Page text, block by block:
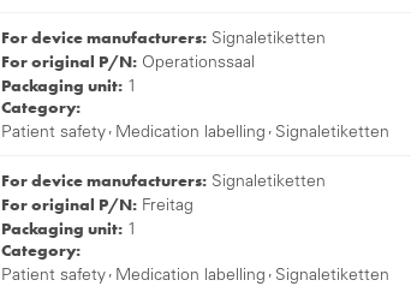
For device manufacturers: Signaletiketten
For original P/N: Operationssaal
Packaging unit: 1
Category:
Patient safety , Medication labelling , Signaletiketten
For device manufacturers: Signaletiketten
For original P/N: Freitag
Packaging unit: 1
Category:
Patient safety , Medication labelling , Signaletiketten